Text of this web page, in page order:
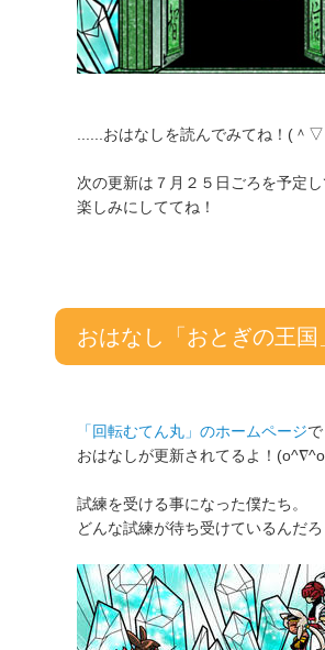
......おはなしを読んでみてね！(＾
次の更新は７月２５日ごろを予定し
楽しみにしててね！
おはなし「おとぎの王国
「回転むてん丸」のホームページで
おはなしが更新されてるよ！
試練を受ける事になった僕たち。
どんな試練が待ち受けているんだろ